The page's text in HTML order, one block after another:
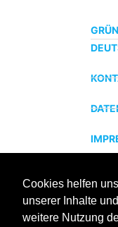
Cookies helfen
unserer Inhalte
weitere Nutzung
Profitieren sie